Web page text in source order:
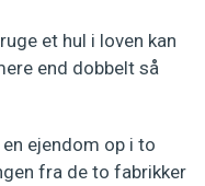
et hul i loven kan
end dobbelt så
ejendom op i to
fra de to fabrikker